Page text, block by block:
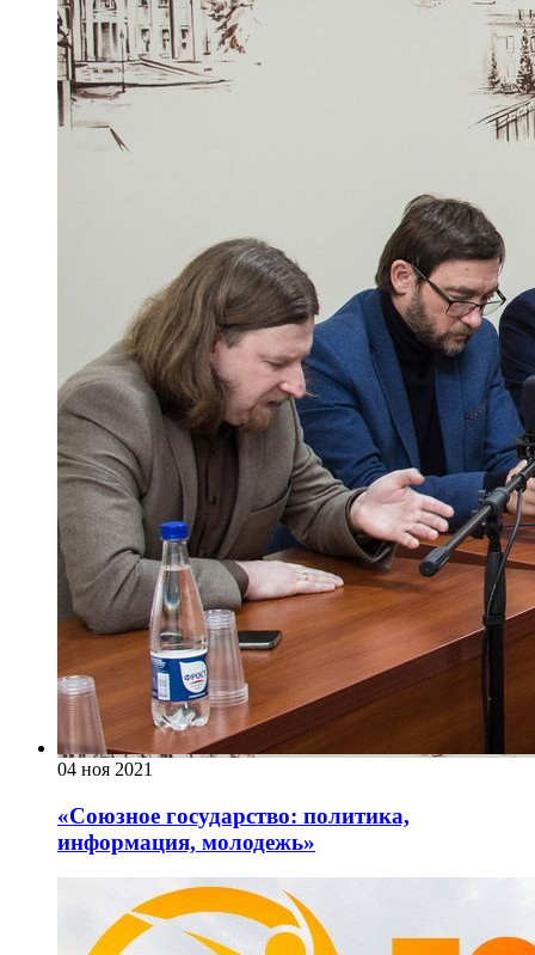
04 ноя 2021
«Союзное государство: политика,
информация, молодежь»